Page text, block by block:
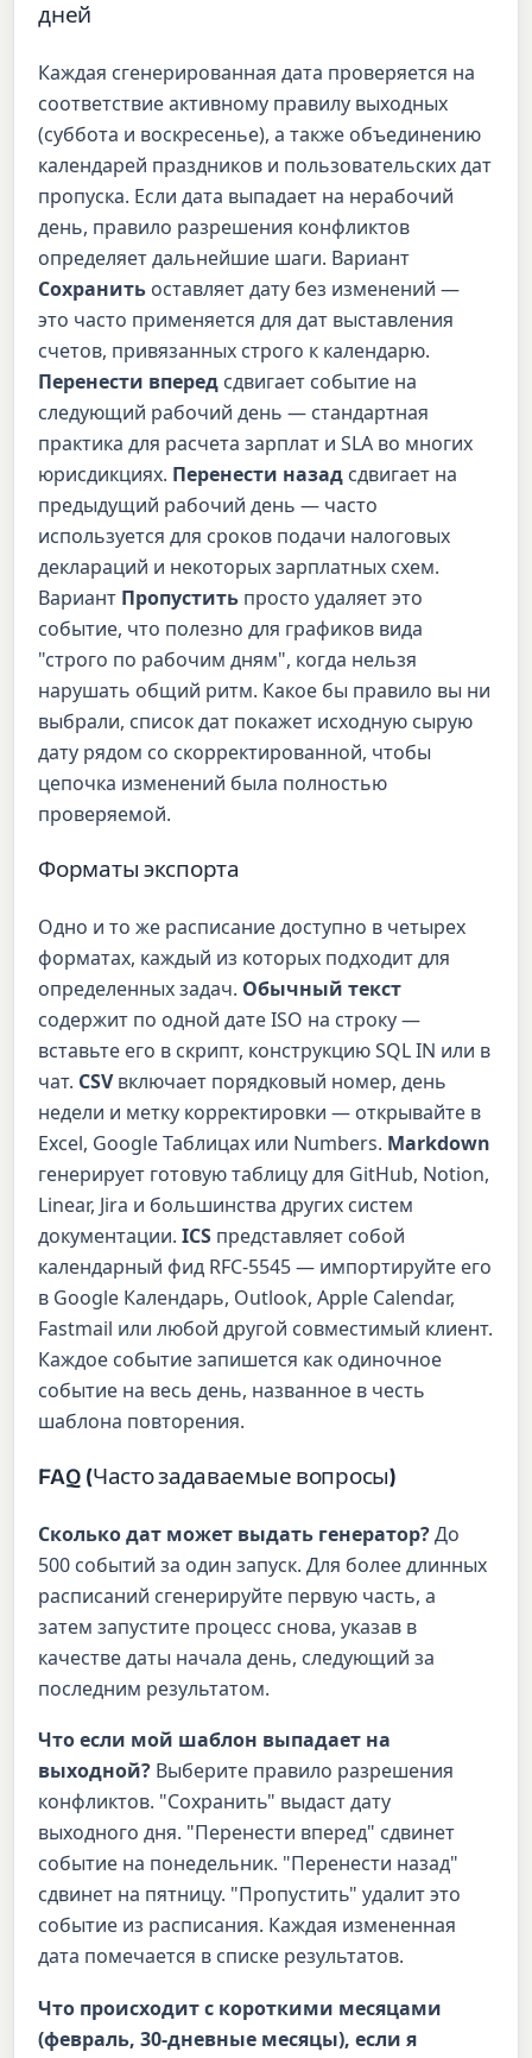
дней
Каждая сгенерированная дата проверяется на
соответствие активному правилу выходных
(суббота и воскресенье), а также объединению
календарей праздников и пользовательских дат
пропуска. Если дата выпадает на нерабочий
день, правило разрешения конфликтов
определяет дальнейшие шаги. Вариант
Сохранить оставляет дату без изменений —
это часто применяется для дат выставления
счетов, привязанных строго к календарю.
Перенести вперед сдвигает событие на
следующий рабочий день — стандартная
практика для расчета зарплат и SLA во многих
юрисдикциях. Перенести назад сдвигает на
предыдущий рабочий день — часто
используется для сроков подачи налоговых
деклараций и некоторых зарплатных схем.
Вариант Пропустить просто удаляет это
событие, что полезно для графиков вида
"строго по рабочим дням", когда нельзя
нарушать общий ритм. Какое бы правило вы ни
выбрали, список дат покажет исходную сырую
дату рядом со скорректированной, чтобы
цепочка изменений была полностью
проверяемой.
Форматы экспорта
Одно и то же расписание доступно в четырех
форматах, каждый из которых подходит для
определенных задач. Обычный текст
содержит по одной дате ISO на строку —
вставьте его в скрипт, конструкцию SQL IN или в
чат. CSVвключает порядковый номер, день
недели и метку корректировки — открывайте в
Excel, Google Таблицах или Numbers. Markdown
генерирует готовую таблицу для GitHub, Notion,
Linear, Jira и большинства других систем
документации.ICS представляет собой
календарный фид RFC-5545 — импортируйте его
в Google Календарь, Outlook, Apple Calendar,
Fastmail или любой другой совместимый клиент.
Каждое событие запишется как одиночное
событие на весь день, названное в честь
шаблона повторения.
FAQ (Часто задаваемые вопросы)
Сколько дат может выдать генератор?До
500 событий за один запуск. Для более длинных
расписаний сгенерируйте первую часть, а
затем запустите процесс снова, указав в
качестве даты начала день, следующий за
последним результатом.
Что если мой шаблон выпадает на
выходной? Выберите правило разрешения
конфликтов. "Сохранить" выдаст дату
выходного дня. "Перенести вперед" сдвинет
событие на понедельник. "Перенести назад"
сдвинет на пятницу. "Пропустить" удалит это
событие из расписания. Каждая измененная
дата помечается в списке результатов.
Что происходит с короткими месяцами
(февраль, 30-дневные месяцы), если я